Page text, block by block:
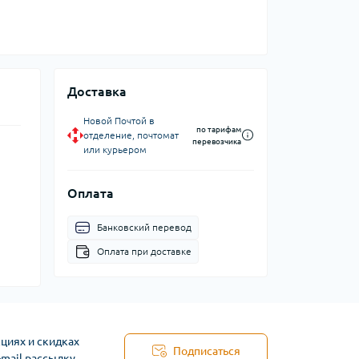
Доставка
Новой Почтой в
отделение, почтомат
или курьером
по тарифам
перевозчика
Оплата
Банковский перевод
Оплата при доставке
и скидках
Подписаться